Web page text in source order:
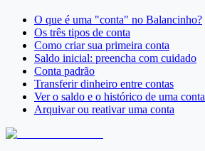
O que é uma "conta" no Balancinho?
Os três tipos de conta
Como criar sua primeira conta
Saldo inicial: preencha com cuidado
Conta padrão
Transferir dinheiro entre contas
Ver o saldo e o histórico de uma conta
Arquivar ou reativar uma conta